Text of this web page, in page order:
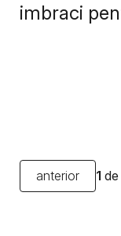
imbraci
anterior 1 de